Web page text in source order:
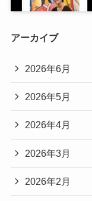
アーカイブ
2026年6月
2026年5月
2026年4月
2026年3月
2026年2月